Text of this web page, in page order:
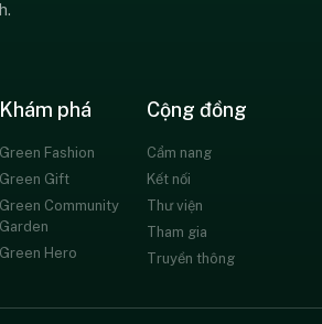
Khám phá
Green Fashion
Green Gift
Green Community
Garden
Green Hero
Cộng đồng
Cẩm nang
Kết nối
Thư viện
Tham gia
Truyền thông